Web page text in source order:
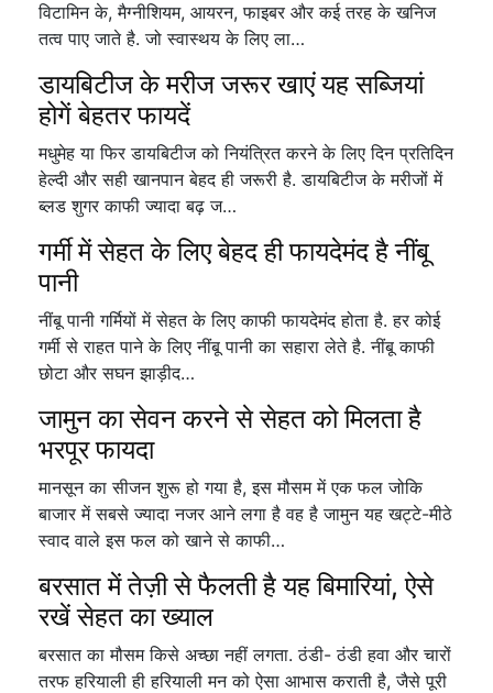
विटामिन के, मैग्नीशियम, आयरन, फाइबर और कई तरह के खनिज
तत्व पाए जाते है. जो स्वास्थय के लिए ला…
डायबिटीज के मरीज जरूर खाएं यह सब्जियां
होगें बेहतर फायदें
मधुमेह या फिर डायबिटीज को नियंत्रित करने के लिए दिन प्रतिदिन
हेल्दी और सही खानपान बेहद ही जरूरी है. डायबिटीज के मरीजों में
ब्लड शुगर काफी ज्यादा बढ़ ज…
गर्मी में सेहत के लिए बेहद ही फायदेमंद है नींबू
पानी
नींबू पानी गर्मियों में सेहत के लिए काफी फायदेमंद होता है. हर कोई
गर्मी से राहत पाने के लिए नींबू पानी का सहारा लेते है. नींबू काफी
छोटा और सघन झाड़ीद…
जामुन का सेवन करने से सेहत को मिलता है
भरपूर फायदा
मानसून का सीजन शुरू हो गया है, इस मौसम में एक फल जोकि
बाजार में सबसे ज्यादा नजर आने लगा है वह है जामुन यह खट्टे-मीठे
स्वाद वाले इस फल को खाने से काफी…
बरसात में तेज़ी से फैलती है यह बिमारियां, ऐसे
रखें सेहत का ख्याल
बरसात का मौसम किसे अच्छा नहीं लगता. ठंडी- ठंडी हवा और चारों
तरफ हरियाली ही हरियाली मन को ऐसा आभास कराती है, जैसे पूरी